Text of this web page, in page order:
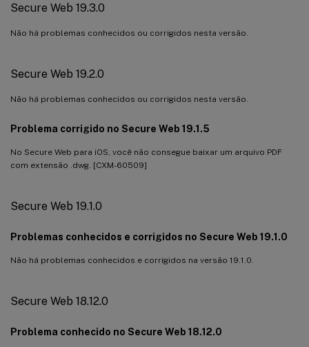
Secure Web 19.3.0
Não há problemas conhecidos ou corrigidos nesta versão.
Secure Web 19.2.0
Não há problemas conhecidos ou corrigidos nesta versão.
Problema corrigido no Secure Web 19.1.5
No Secure Web para iOS, você não consegue baixar um arquivo PDF
com extensão .dwg. [CXM-60509]
Secure Web 19.1.0
Problemas conhecidos e corrigidos no Secure Web 19.1.0
Não há problemas conhecidos e corrigidos na versão 19.1.0.
Secure Web 18.12.0
Problema conhecido no Secure Web 18.12.0